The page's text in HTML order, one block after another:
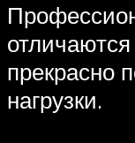
прекрасно
нагрузки.